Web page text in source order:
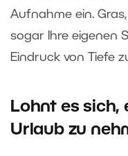
Aufnahme ein.
sogar Ihre eigenen
Eindruck von Tiefe
Lohnt es sich,
Urlaub zu